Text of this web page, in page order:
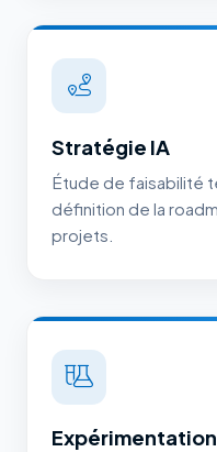
Stratégie IA
Étude de faisabilité
définition de la
projets.
Expérimentation